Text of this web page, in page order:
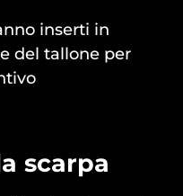
inserti in
del tallone per
scarpa